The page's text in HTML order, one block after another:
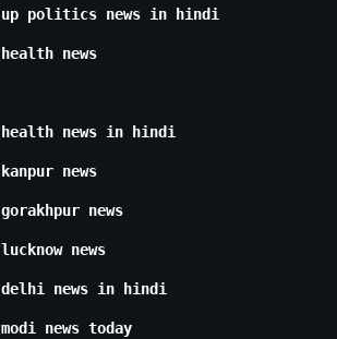
up politics news in hindi
health news
health news in hindi
kanpur news
gorakhpur news
lucknow news
delhi news in hindi
modi news today